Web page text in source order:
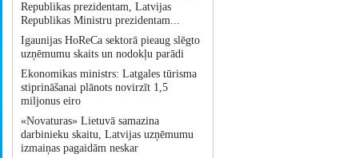
Republikas prezidentam, Latvijas
Republikas Ministru prezidentam...
Igaunijas HoReCa sektorā pieaug slēgto
uzņēmumu skaits un nodokļu parādi
Ekonomikas ministrs: Latgales tūrisma
stiprināšanai plānots novirzīt 1,5
miljonus eiro
«Novaturas» Lietuvā samazina
darbinieku skaitu, Latvijas uzņēmumu
izmaiņas pagaidām neskar